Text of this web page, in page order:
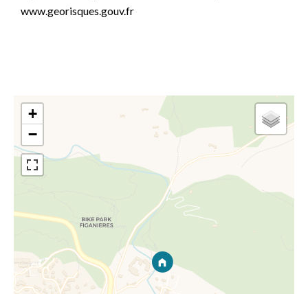
www.georisques.gouv.fr
+
−